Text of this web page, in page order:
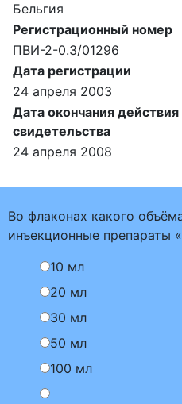
Бельгия
Регистрационный номер
ПВИ-2-0.3/01296
Дата регистрации
24 апреля 2003
Дата окончания
свидетельства
24 апреля 2008
Во флаконах какого
инъекционные препараты
10 мл
20 мл
30 мл
50 мл
100 мл